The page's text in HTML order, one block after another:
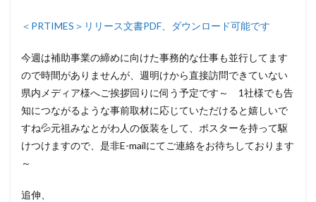
＜PRTIMES＞リリース文書PDF、ダウンロード可能です
今週は補助事業の締めに向けた事務的な仕事も並行してます
ので時間がありませんが、週明けから直接訪問できていない
県内メディア様へご挨拶回りに伺う予定です～ 1社様でも告
知につながるような事前取材に応じていただけると嬉しいで
すね💦元祖みなとがわ人の仮装をして、ポスターを持って駆
けつけますので、是非E-mailにてご連絡をお待ちしております
～
追伸、